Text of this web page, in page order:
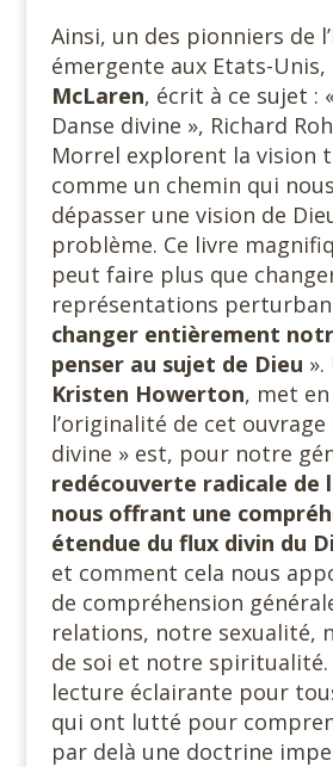
Ainsi, un des pionniers de
émergente aux Etats-Unis,
McLaren, écrit à ce sujet :
Danse divine », Richard
Morrel explorent la vision
comme un chemin qui
dépasser une vision de
problème. Ce livre
peut faire plus que
représentations
changer entièrement
penser au sujet de Dieu
Kristen Howerton, met
l’originalité de cet ouvrage
divine » est, pour notre
redécouverte radicale de
nous offrant une
étendue du flux divin du
et comment cela nous
de compréhension
relations, notre sexualité,
de soi et notre spiritualité.
lecture éclairante pour
qui ont lutté pour
par delà une doctrine